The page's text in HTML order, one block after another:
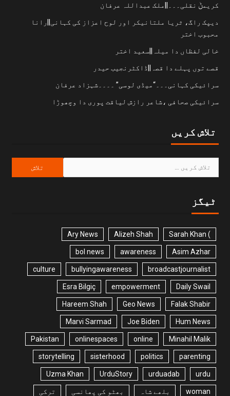
کریمݨ نقلی۔۔۔||ملک عبداللہ عرفان
دیپک راگ، ثریا ملتانیکر اور لوح اعزاز کی کہانی||رانا
محبوب اختر
خالی لفظاں دا میلہ||سعید اختر
قصے توں پہلے دا قصہ||ڈاکٹرنجیب حیدر
سرائیکی کہانی۔۔۔“میڈی لوسی” ۔۔۔۔شہزاد عرفان
سرائیکی صحافی ،شاعر رازش لیاقت پوری دا وچھوڑا
تلاش کریں
ٹیگز
) Sarah Khan
Alizeh Shah
Ary News
Asim Azhar
awareness
bol news
broadcastjournalist
bullyingawareness
culture
Daily Swail
empowerment
Esra Bilgiç
Falak Shabir
Geo News
Hareem Shah
Hum News
Joe Biden
Marvi Sarmad
Minahil Malik
online
onlinespaces
Pakistan
parenting
politics
sisterhood
storytelling
urdu
urduadab
UrduStory
Uzma Khan
woman بلھے شاہ بھٹو کی پھانسی ترکی